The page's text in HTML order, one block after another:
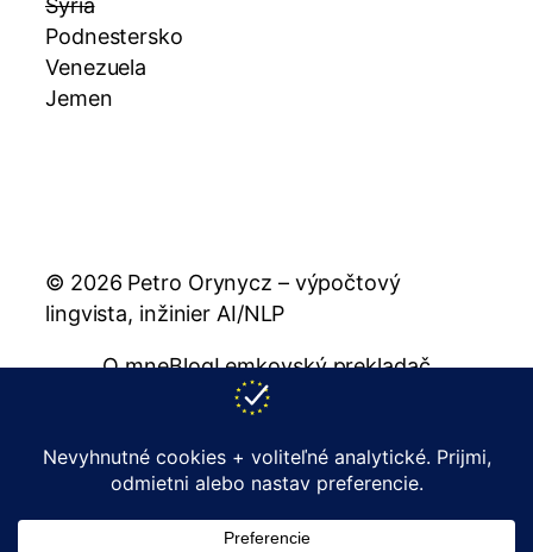
Sýria
Podnestersko
Venezuela
Jemen
© 2026 Petro Orynycz – výpočtový
lingvista, inžinier AI/NLP
O mneBlogLemkovský prekladač
Rusínsky prekladačPublikácie